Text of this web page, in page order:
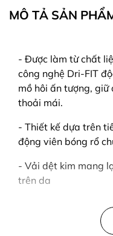
MÔ TẢ SẢN
- Được làm từ chất
công nghệ Dri-FIT
mồ hôi ấn tượng, giữ
thoải mái.
- Thiết kế dựa trên
động viên bóng rổ
- Vải dệt kim mang
trên da